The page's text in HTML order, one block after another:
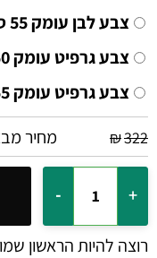
צבע לבן עומק 55 סמ 65 קג
צבע גרפיט עומק 50 סמ 65 קג
צבע גרפיט עומק 55 סמ 65 קג
₪322 מחיר
רוצה להיות הראשון